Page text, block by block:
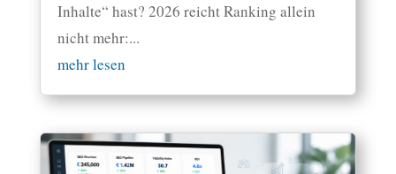
Inhalte“ hast? 2026 reicht Ranking allein
nicht mehr:...
mehr lesen